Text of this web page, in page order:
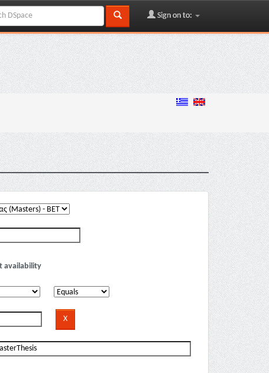
Sign on to:
availability